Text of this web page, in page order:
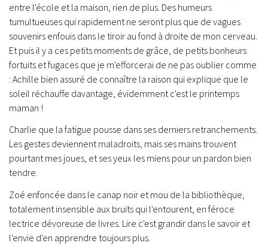
entre l'école et la maison, rien de plus. Des humeurs
tumultueuses qui rapidement ne seront plus que de vagues
souvenirs enfouis dans le tiroir au fond à droite de mon cerveau.
Et puis il y a ces petits moments de grâce, de petits bonheurs
fortuits et fugaces que je m'efforcerai de ne pas oublier comme
: Achille bien assuré de connaître la raison qui explique que le
soleil réchauffe davantage, évidemment c'est le printemps
maman !
Charlie que la fatigue pousse dans ses derniers retranchements.
Les gestes deviennent maladroits, mais ses mains trouvent
pourtant mes joues, et ses yeux les miens pour un pardon bien
tendre.
Zoé enfoncée dans le canap noir et mou de la bibliothèque,
totalement insensible aux bruits qui l'entourent, en féroce
lectrice dévoreuse de livres. Lire c'est grandir dans le savoir et
l'envie d'en apprendre toujours plus.